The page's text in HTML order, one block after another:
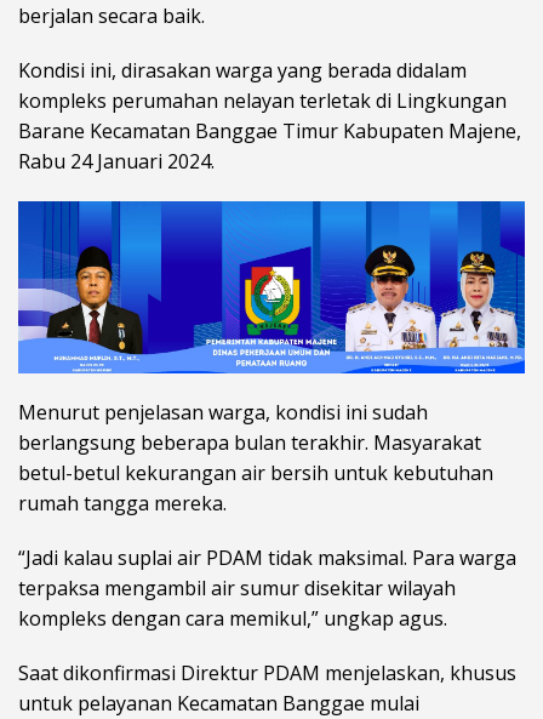
berjalan secara baik.
Kondisi ini, dirasakan warga yang berada didalam
kompleks perumahan nelayan terletak di Lingkungan
Barane Kecamatan Banggae Timur Kabupaten Majene,
Rabu 24 Januari 2024.
Menurut penjelasan warga, kondisi ini sudah
berlangsung beberapa bulan terakhir. Masyarakat
betul-betul kekurangan air bersih untuk kebutuhan
rumah tangga mereka.
“Jadi kalau suplai air PDAM tidak maksimal. Para warga
terpaksa mengambil air sumur disekitar wilayah
kompleks dengan cara memikul,” ungkap agus.
Saat dikonfirmasi Direktur PDAM menjelaskan, khusus
untuk pelayanan Kecamatan Banggae mulai